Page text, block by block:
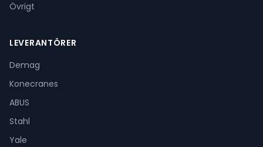
Övrigt
LEVERANTÖRER
Demag
Konecranes
ABUS
Stahl
Yale